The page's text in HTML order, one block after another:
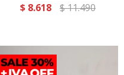
$ 8.618 $11.490